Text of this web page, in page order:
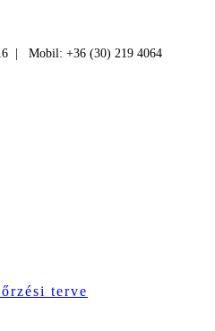
| Mobil: +36 (30) 219 4064
terve